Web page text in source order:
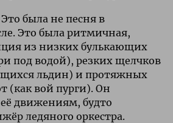
была не песня в
Это была ритмичная,
из низких булькающих
под водой), резких щелчков
льдин) и протяжных
(как вой пурги). Он
движениям, будто
ледяного оркестра.